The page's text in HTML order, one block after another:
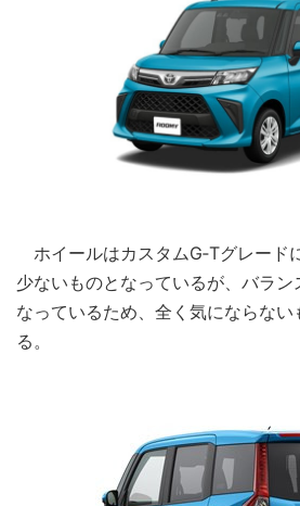
ホイールはカスタムG‐Tグレード
少ないものとなっているが、バラン
なっているため、全く気にならな
る。